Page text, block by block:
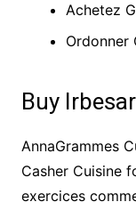
Achetez
Ordonner
Buy
AnnaGrammes
Casher Cuisine
exercices